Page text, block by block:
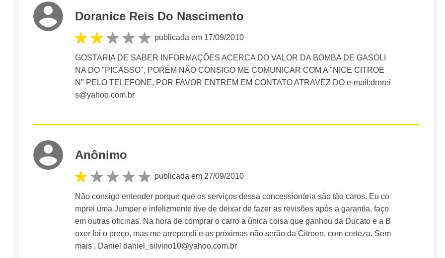
Doranice Reis Do Nascimento
publicada em 17/09/2010
GOSTARIA DE SABER INFORMAÇÕES ACERCA DO VALOR DA BOMBA DE GASOLI
NA DO "PICASSO", PORÉM NÃO CONSIGO ME COMUNICAR COM A "NICE CITROE
N" PELO TELEFONE, POR FAVOR ENTREM EM CONTATO ATRAVÉZ DO e-mail:drnrei
s@yahoo.com.br
Anônimo
publicada em 27/09/2010
Não consigo entender porque que os serviços dessa concessionária são tão caros. Eu co
mprei uma Jumper e infelizmente tive de deixar de fazer as revisões após a garantia, faço
em outras oficinas. Na hora de comprar o carro a única coisa que ganhou da Ducato e a B
oxer foi o preço, mas me arrependi e as próximas não serão da Citroen, com certeza. Sem
mais , Daniel daniel_silvino10@yahoo.com.br